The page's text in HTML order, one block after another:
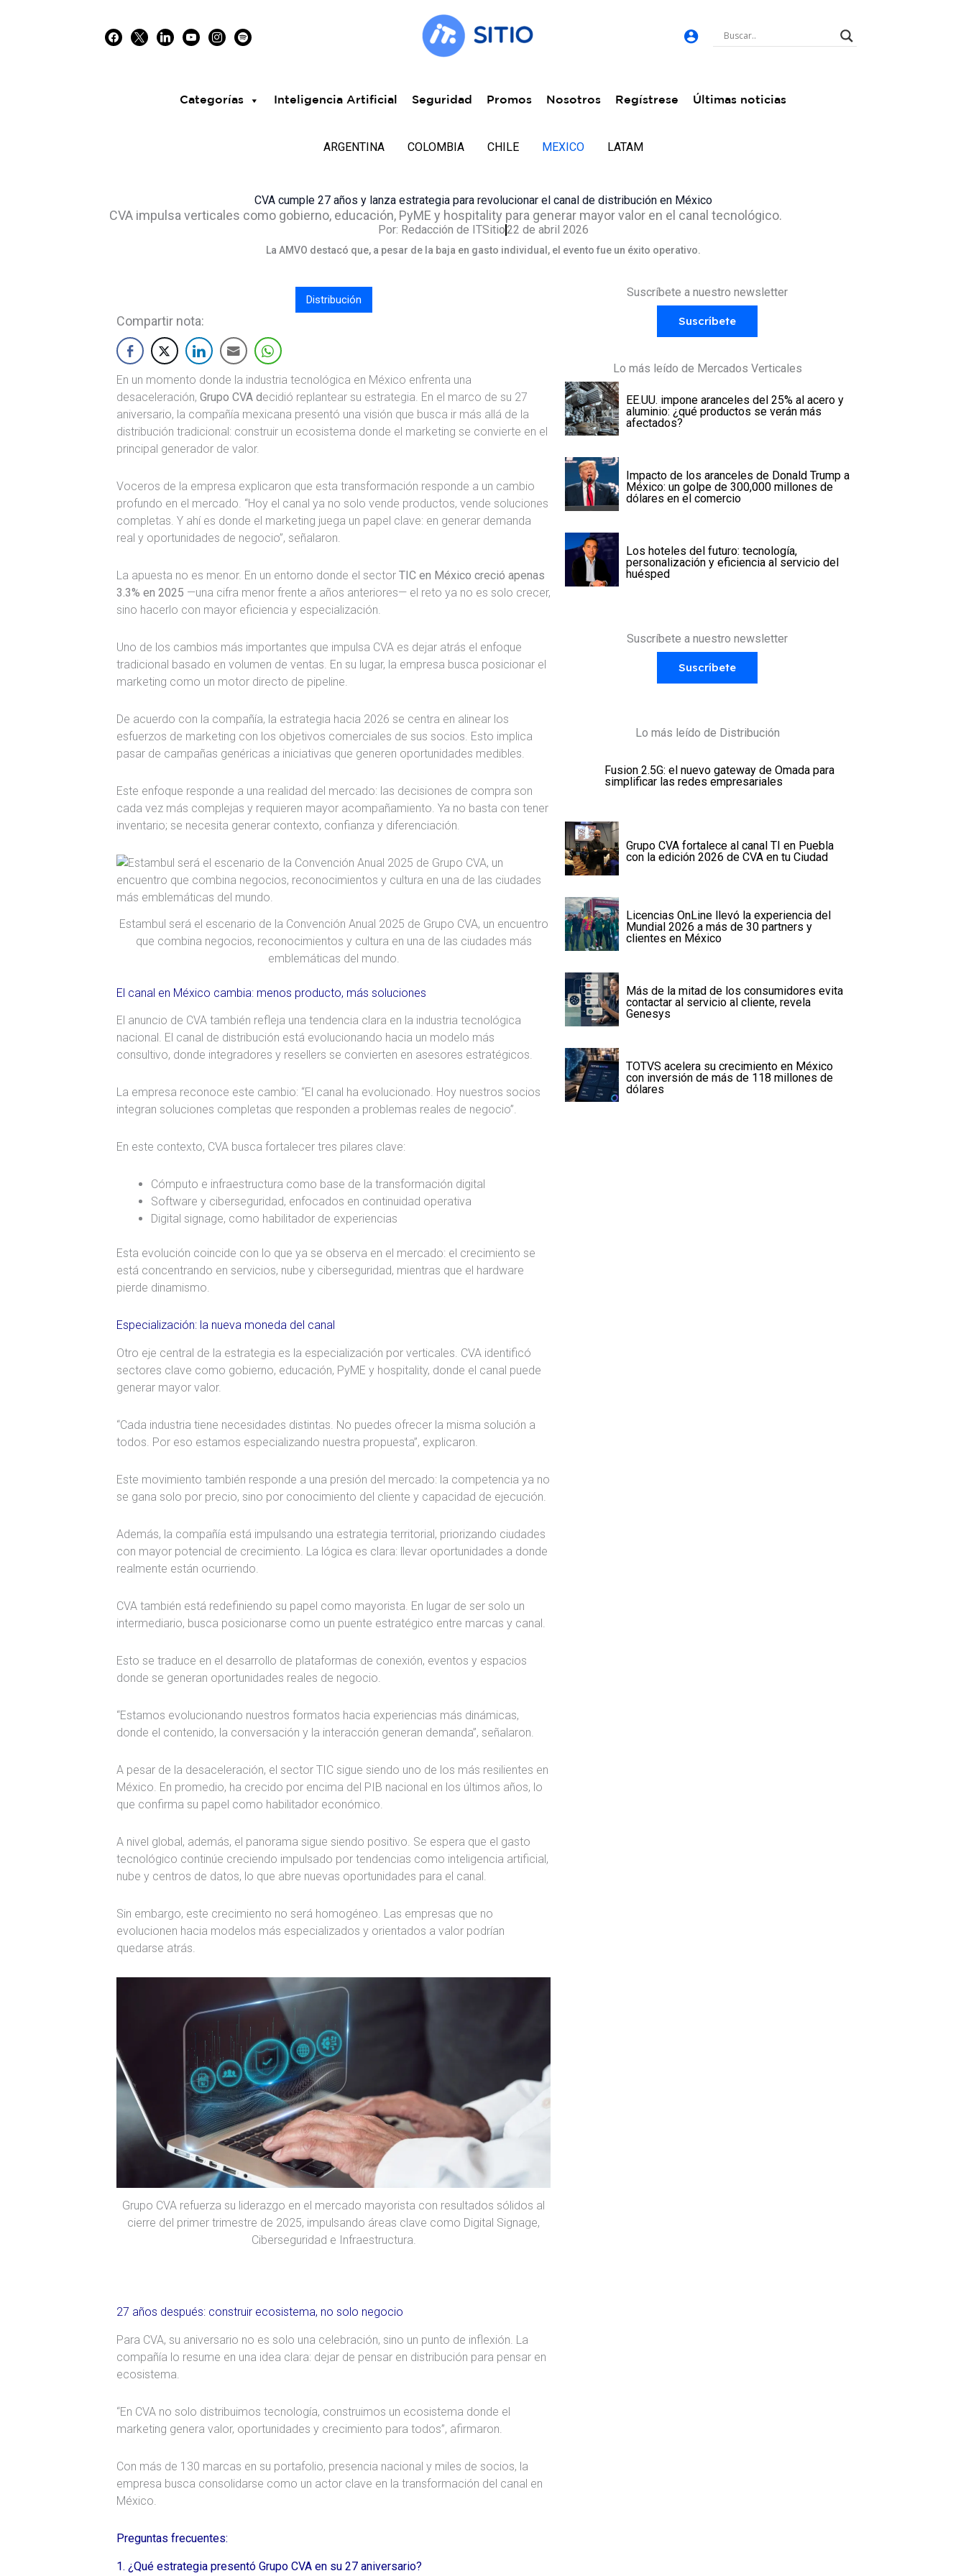
Categorías Inteligencia Artificial Seguridad Promos Nosotros Regístrese Últimas noticias
ARGENTINA COLOMBIA CHILE MEXICO LATAM
CVA cumple 27 años y lanza estrategia para revolucionar el canal de distribución en México
CVA impulsa verticales como gobierno, educación, PyME y hospitality para generar mayor valor en el canal tecnológico.
Por: Redacción de ITSitio22 de abril 2026
La AMVO destacó que, a pesar de la baja en gasto individual, el evento fue un éxito operativo.
Distribución
Compartir nota:
En un momento donde la industria tecnológica en México enfrenta una
desaceleración, Grupo CVA decidió replantear su estrategia. En el marco de su 27
aniversario, la compañía mexicana presentó una visión que busca ir más allá de la
distribución tradicional: construir un ecosistema donde el marketing se convierte en el
principal generador de valor.
Voceros de la empresa explicaron que esta transformación responde a un cambio
profundo en el mercado. “Hoy el canal ya no solo vende productos, vende soluciones
completas. Y ahí es donde el marketing juega un papel clave: en generar demanda
real y oportunidades de negocio”, señalaron.
La apuesta no es menor. En un entorno donde el sector TIC en México creció apenas
3.3% en 2025 —una cifra menor frente a años anteriores— el reto ya no es solo crecer,
sino hacerlo con mayor eficiencia y especialización.
Uno de los cambios más importantes que impulsa CVA es dejar atrás el enfoque
tradicional basado en volumen de ventas. En su lugar, la empresa busca posicionar el
marketing como un motor directo de pipeline.
De acuerdo con la compañía, la estrategia hacia 2026 se centra en alinear los
esfuerzos de marketing con los objetivos comerciales de sus socios. Esto implica
pasar de campañas genéricas a iniciativas que generen oportunidades medibles.
Este enfoque responde a una realidad del mercado: las decisiones de compra son
cada vez más complejas y requieren mayor acompañamiento. Ya no basta con tener
inventario; se necesita generar contexto, confianza y diferenciación.
Estambul será el escenario de la Convención Anual 2025 de Grupo CVA, un encuentro
que combina negocios, reconocimientos y cultura en una de las ciudades más
emblemáticas del mundo.
El canal en México cambia: menos producto, más soluciones
El anuncio de CVA también refleja una tendencia clara en la industria tecnológica
nacional. El canal de distribución está evolucionando hacia un modelo más
consultivo, donde integradores y resellers se convierten en asesores estratégicos.
La empresa reconoce este cambio: “El canal ha evolucionado. Hoy nuestros socios
integran soluciones completas que responden a problemas reales de negocio”.
En este contexto, CVA busca fortalecer tres pilares clave:
Cómputo e infraestructura como base de la transformación digital
Software y ciberseguridad, enfocados en continuidad operativa
Digital signage, como habilitador de experiencias
Esta evolución coincide con lo que ya se observa en el mercado: el crecimiento se
está concentrando en servicios, nube y ciberseguridad, mientras que el hardware
pierde dinamismo.
Especialización: la nueva moneda del canal
Otro eje central de la estrategia es la especialización por verticales. CVA identificó
sectores clave como gobierno, educación, PyME y hospitality, donde el canal puede
generar mayor valor.
“Cada industria tiene necesidades distintas. No puedes ofrecer la misma solución a
todos. Por eso estamos especializando nuestra propuesta”, explicaron.
Este movimiento también responde a una presión del mercado: la competencia ya no
se gana solo por precio, sino por conocimiento del cliente y capacidad de ejecución.
Además, la compañía está impulsando una estrategia territorial, priorizando ciudades
con mayor potencial de crecimiento. La lógica es clara: llevar oportunidades a donde
realmente están ocurriendo.
CVA también está redefiniendo su papel como mayorista. En lugar de ser solo un
intermediario, busca posicionarse como un puente estratégico entre marcas y canal.
Esto se traduce en el desarrollo de plataformas de conexión, eventos y espacios
donde se generan oportunidades reales de negocio.
“Estamos evolucionando nuestros formatos hacia experiencias más dinámicas,
donde el contenido, la conversación y la interacción generan demanda”, señalaron.
A pesar de la desaceleración, el sector TIC sigue siendo uno de los más resilientes en
México. En promedio, ha crecido por encima del PIB nacional en los últimos años, lo
que confirma su papel como habilitador económico.
A nivel global, además, el panorama sigue siendo positivo. Se espera que el gasto
tecnológico continúe creciendo impulsado por tendencias como inteligencia artificial,
nube y centros de datos, lo que abre nuevas oportunidades para el canal.
Sin embargo, este crecimiento no será homogéneo. Las empresas que no
evolucionen hacia modelos más especializados y orientados a valor podrían
quedarse atrás.
Grupo CVA refuerza su liderazgo en el mercado mayorista con resultados sólidos al
cierre del primer trimestre de 2025, impulsando áreas clave como Digital Signage,
Ciberseguridad e Infraestructura.
27 años después: construir ecosistema, no solo negocio
Para CVA, su aniversario no es solo una celebración, sino un punto de inflexión. La
compañía lo resume en una idea clara: dejar de pensar en distribución para pensar en
ecosistema.
“En CVA no solo distribuimos tecnología, construimos un ecosistema donde el
marketing genera valor, oportunidades y crecimiento para todos”, afirmaron.
Con más de 130 marcas en su portafolio, presencia nacional y miles de socios, la
empresa busca consolidarse como un actor clave en la transformación del canal en
México.
Preguntas frecuentes:
1. ¿Qué estrategia presentó Grupo CVA en su 27 aniversario?
Suscríbete a nuestro newsletter
Suscríbete
Lo más leído de Mercados Verticales
EE.UU. impone aranceles del 25% al acero y
aluminio: ¿qué productos se verán más
afectados?
Impacto de los aranceles de Donald Trump a
México: un golpe de 300,000 millones de
dólares en el comercio
Los hoteles del futuro: tecnología,
personalización y eficiencia al servicio del
huésped
Suscríbete a nuestro newsletter
Suscríbete
Lo más leído de Distribución
Fusion 2.5G: el nuevo gateway de Omada para
simplificar las redes empresariales
Grupo CVA fortalece al canal TI en Puebla
con la edición 2026 de CVA en tu Ciudad
Licencias OnLine llevó la experiencia del
Mundial 2026 a más de 30 partners y
clientes en México
Más de la mitad de los consumidores evita
contactar al servicio al cliente, revela
Genesys
TOTVS acelera su crecimiento en México
con inversión de más de 118 millones de
dólares